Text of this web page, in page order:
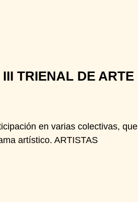
TRIENAL DE ARTE
en varias colectivas, que
artístico. ARTISTAS